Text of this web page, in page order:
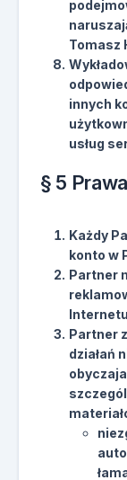
Tomasz
innych
usług
§ 5
Każdy
konto w
Partner
Partner
działań